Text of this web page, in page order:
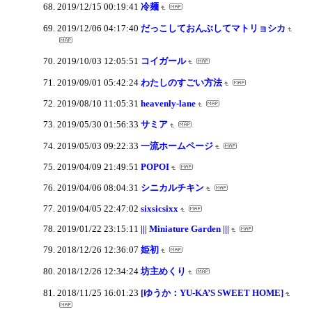
2019/12/15 00:19:41 冷麺
2019/12/06 04:17:40 だっこしておんぶしてマトリョシカ
2019/10/03 12:05:51 コイガール
2019/09/01 05:42:24 わたしのすごい方法
2019/08/10 11:05:31 heavenly-lane
2019/05/30 01:56:33 サミア
2019/05/03 09:22:33 一流ホームページ
2019/04/09 21:49:51 POPOI
2019/04/06 08:04:31 シニカルチキン
2019/04/05 22:47:02 sixsicsixx
2019/01/22 23:15:11 ||| Miniature Garden |||
2018/12/26 12:36:07 姫初
2018/12/26 12:34:24 坊主めくり
2018/11/25 16:01:23 [ゆうか：YU-KA’S SWEET HOME]